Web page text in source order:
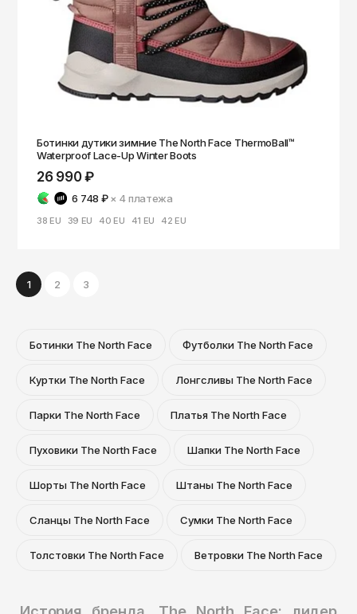
Ботинки дутики зимние The North Face ThermoBall™
Waterproof Lace-Up Winter Boots
26 990 ₽
6 748 ₽ × 4платежа
38 EU 39 EU 40 EU 41 EU 42 EU
1 2 3
Ботинки The North Face Футболки The North Face
Куртки The North Face Лонгсливы The North Face
Парки The North Face Платья The North Face
Пуховики The North Face Шапки The North Face
Шорты The North Face Штаны The North Face
Сланцы The North Face Сумки The North Face
Толстовки The North Face Ветровки The North Face